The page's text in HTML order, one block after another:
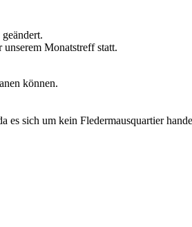
Monatstreff statt.
können.
es sich um kein Fledermausquartier